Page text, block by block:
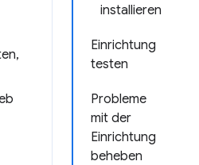
installieren
Einrichtung
testen
Probleme
mit der
Einrichtung
beheben